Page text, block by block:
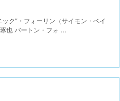
ック”・フォーリン（サイモン・ベイ
也 バートン・フォ ...